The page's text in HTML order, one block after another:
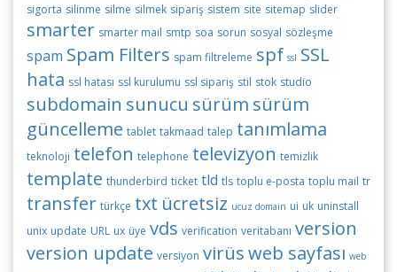
sigorta silinme silme silmek sipariş sistem site sitemap slider
smarter smarter mail smtp soa sorun sosyal sözleşme
spam Spam Filters spam filtreleme spf ssl SSL
hata ssl hatası ssl kurulumu ssl sipariş stil stok studio
subdomain sunucu sürüm sürüm
güncelleme tablet takmaad talep tanımlama
teknoloji telefon telephone televizyon temizlik
template thunderbird ticket tld tls toplu e-posta toplu mail tr
transfer türkçe txt ücretsiz ucuz domain ui uk uninstall
unix update URL ux üye vds verification veritabanı version
version update versiyon virüsweb sayfası web